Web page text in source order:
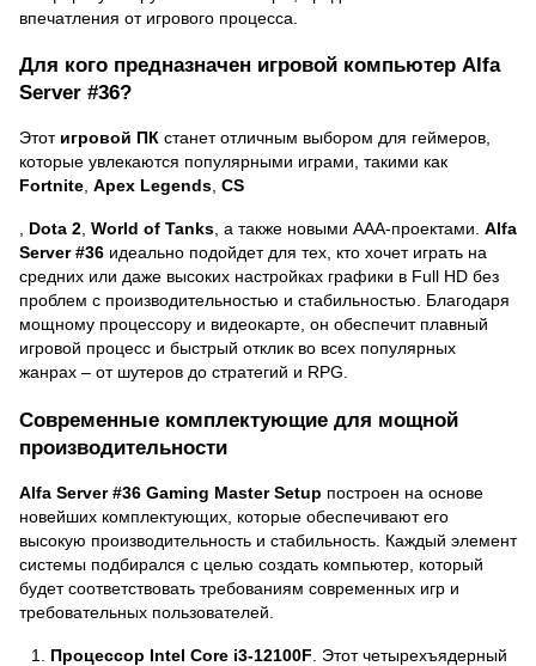
впечатления от игрового процесса.
Для кого предназначен игровой компьютер Alfa
Server #36?
Этот игровой ПК станет отличным выбором для геймеров,
которые увлекаются популярными играми, такими как
Fortnite, Apex Legends, CS
, Dota 2, World of Tanks, а также новыми AAA-проектами. Alfa
Server #36 идеально подойдет для тех, кто хочет играть на
средних или даже высоких настройках графики в Full HD без
проблем с производительностью и стабильностью. Благодаря
мощному процессору и видеокарте, он обеспечит плавный
игровой процесс и быстрый отклик во всех популярных
жанрах – от шутеров до стратегий и RPG.
Современные комплектующие для мощной
производительности
Alfa Server #36 Gaming Master Setup построен на основе
новейших комплектующих, которые обеспечивают его
высокую производительность и стабильность. Каждый элемент
системы подбирался с целью создать компьютер, который
будет соответствовать требованиям современных игр и
требовательных пользователей.
Процессор Intel Core i3-12100F . Этот четырехъядерный